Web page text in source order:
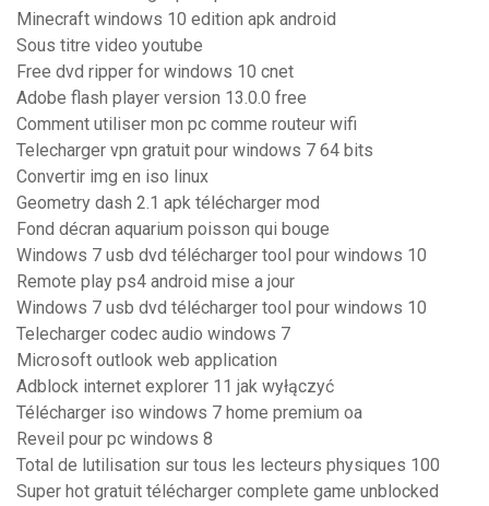
Minecraft windows 10 edition apk android
Sous titre video youtube
Free dvd ripper for windows 10 cnet
Adobe flash player version 13.0.0 free
Comment utiliser mon pc comme routeur wifi
Telecharger vpn gratuit pour windows 7 64 bits
Convertir img en iso linux
Geometry dash 2.1 apk télécharger mod
Fond décran aquarium poisson qui bouge
Windows 7 usb dvd télécharger tool pour windows 10
Remote play ps4 android mise a jour
Windows 7 usb dvd télécharger tool pour windows 10
Telecharger codec audio windows 7
Microsoft outlook web application
Adblock internet explorer 11 jak wyłączyć
Télécharger iso windows 7 home premium oa
Reveil pour pc windows 8
Total de lutilisation sur tous les lecteurs physiques 100
Super hot gratuit télécharger complete game unblocked